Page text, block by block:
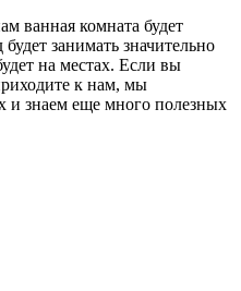
ванная комната будет
занимать значительно
на местах. Если вы
к нам, мы
и знаем еще много полезных